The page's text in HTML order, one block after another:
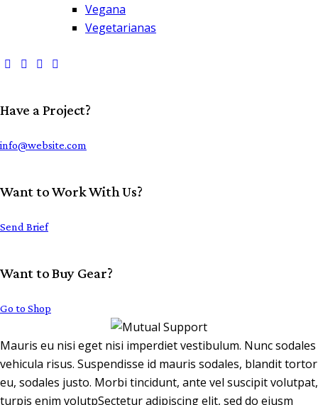
Vegana
Vegetarianas
Have a Project?
info@website.com
Want to Work With Us?
Send Brief
Want to Buy Gear?
Go to Shop
Mauris eu nisi eget nisi imperdiet vestibulum. Nunc sodales
vehicula risus. Suspendisse id mauris sodales, blandit tortor
eu, sodales justo. Morbi tincidunt, ante vel suscipit volutpat,
turpis enim volutpSectetur adipiscing elit, sed do eiusm